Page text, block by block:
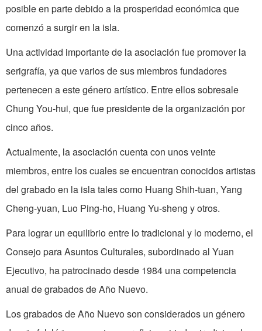
posible en parte debido a la prosperidad económica que
comenzó a surgir en la isla.
Una actividad importante de la asociación fue promover la
serigrafía, ya que varios de sus miembros fundadores
pertenecen a este género artístico. Entre ellos sobresale
Chung You-hui, que fue presidente de la organización por
cinco años.
Actualmente, la asociación cuenta con unos veinte
miembros, entre los cuales se encuentran conocidos artistas
del grabado en la isla tales como Huang Shih-tuan, Yang
Cheng-yuan, Luo Ping-ho, Huang Yu-sheng y otros.
Para lograr un equilibrio entre lo tradicional y lo moderno, el
Consejo para Asuntos Culturales, subordinado al Yuan
Ejecutivo, ha patrocinado desde 1984 una competencia
anual de grabados de Año Nuevo.
Los grabados de Año Nuevo son considerados un género